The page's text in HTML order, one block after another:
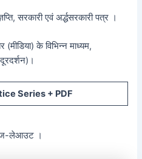
सरकारी एवं अर्द्धसरकारी पत्र ।
के विभिन्न माध्यम,
Series + PDF
पेज-लेआउट ।